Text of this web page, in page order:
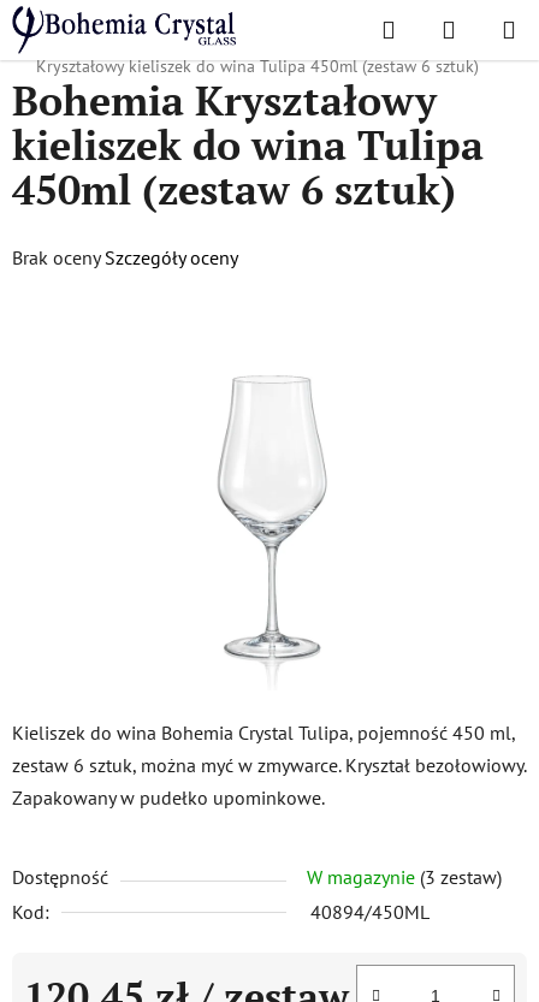
Przejść
do
treści
Szukaj KOSZYK
Home
/ Popularne kolekcje / Dla firm i agencji reklamowych /
Bohemia
Kryształowy kieliszek do wina Tulipa 450ml (zestaw 6 sztuk)
Kieliszek do wina Bohemia Crystal Tulipa, pojemność 450 ml,
zestaw 6 sztuk, można myć w zmywarce. Kryształ bezołowiowy.
Zapakowany w pudełko upominkowe.
Dostępność W magazynie (3 zestaw)
Kod:
40894/450ML
Bohemia Kryształowy
kieliszek do wina Tulipa
450ml (zestaw 6 sztuk)
Średnia
Brak oceny Szczegóły oceny